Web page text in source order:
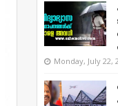
Monday, July 22,